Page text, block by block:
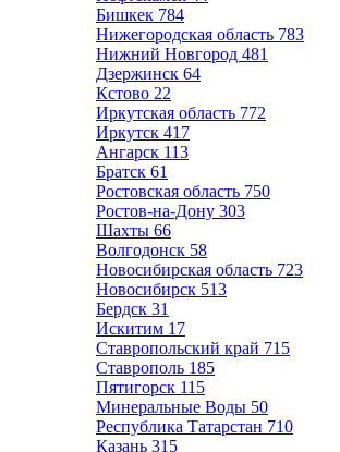
Бишкек 784
Нижегородская область 783
Нижний Новгород 481
Дзержинск 64
Кстово 22
Иркутская область 772
Иркутск 417
Ангарск 113
Братск 61
Ростовская область 750
Ростов-на-Дону 303
Шахты 66
Волгодонск 58
Новосибирская область 723
Новосибирск 513
Бердск 31
Искитим 17
Ставропольский край 715
Ставрополь 185
Пятигорск 115
Минеральные Воды 50
Республика Татарстан 710
Казань 315